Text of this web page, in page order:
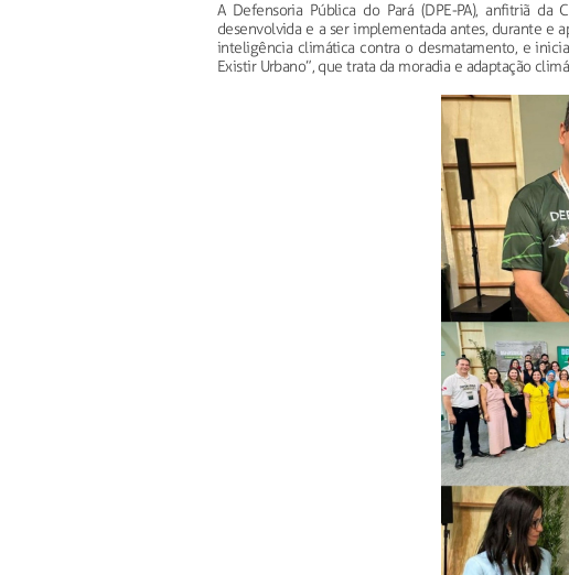
A Defensoria Pública do Pará (DPE-PA), anfitriã da
desenvolvida e a ser implementada antes, durante e
inteligência climática contra o desmatamento, e
Existir Urbano”, que trata da moradia e adaptação